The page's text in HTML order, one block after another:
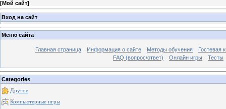
[Мой сайт]
Вход на сайт
Меню сайта
Главная страница Информация о сайте Методы обучения
Гостевая
FAQ (вопрос/ответ)
Онлайн игры Тесты
Categories
Другое
Компьютерные игры